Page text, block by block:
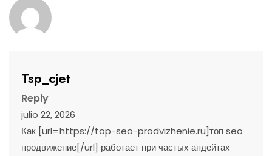
Tsp_cjet
Reply
julio 22, 2026
Как [url=https://top-seo-prodvizhenie.ru]топ seo
продвижение[/url] работает при частых апдейтах